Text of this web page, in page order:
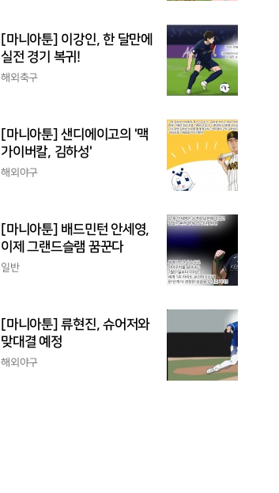
[마니아툰] 이강인, 한 달만에
실전 경기 복귀!
해외축구
[마니아툰] 샌디에이고의 '맥
가이버칼, 김하성'
해외야구
[마니아툰] 배드민턴 안세영,
이제 그랜드슬램 꿈꾼다
일반
[마니아툰] 류현진, 슈어저와
맞대결 예정
해외야구